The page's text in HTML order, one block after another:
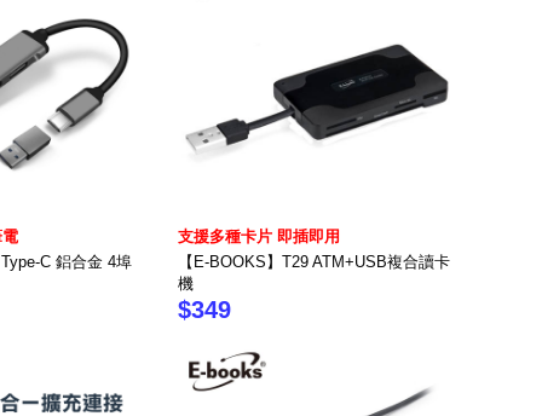
C 鋁合金 4埠
支援多種卡片 即插即用
【E-BOOKS】T29 ATM+USB複合讀卡
機
$349